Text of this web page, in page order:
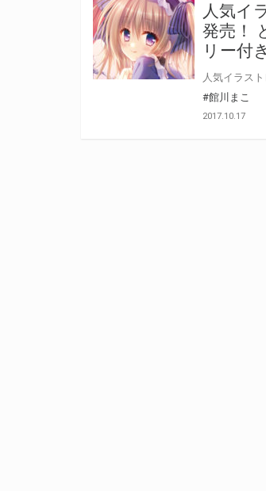
人気イ
発売！
リー付
#館川まこ
2017.10.17